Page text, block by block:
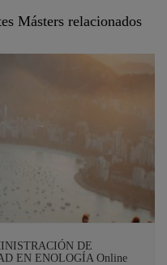
Másters relacionados
DE
EN ENOLOGÍA Online